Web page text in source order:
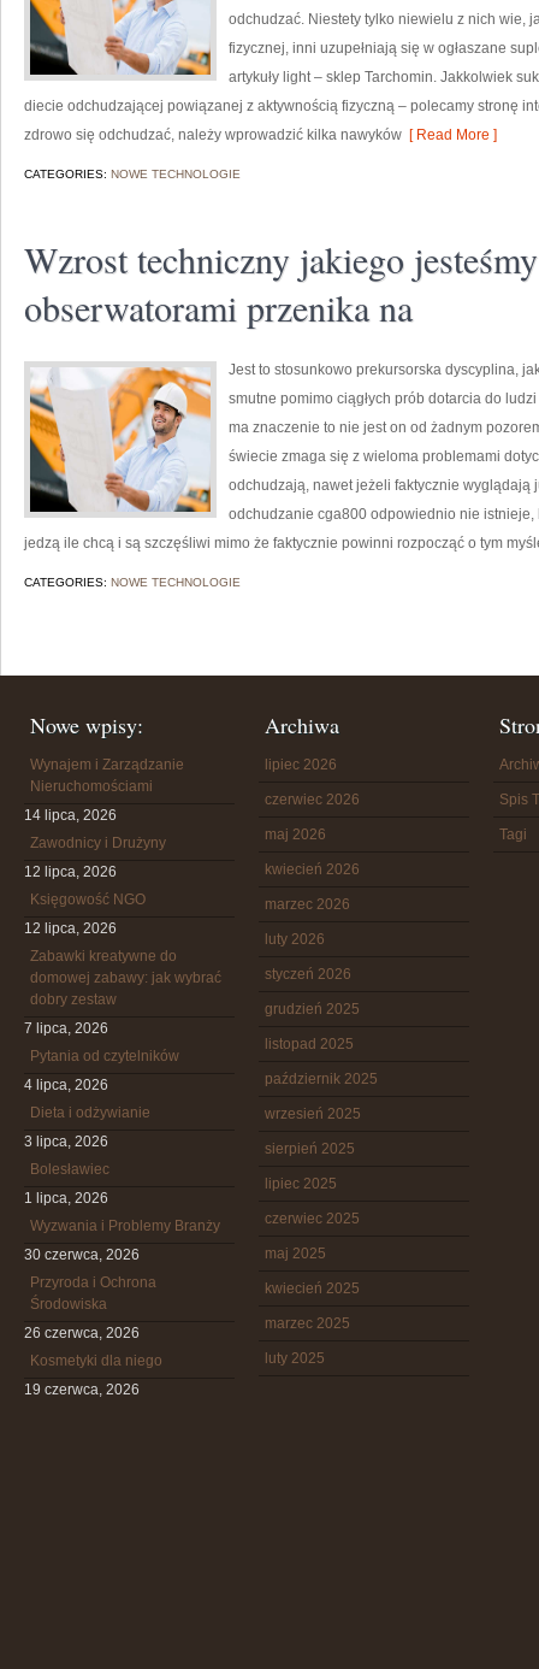
odchudzać. Niestety tylko niewielu z nich wie,
fizycznej, inni uzupełniają się w ogłaszane
artykuły light – sklep Tarchomin. Jakkolwiek
diecie odchudzającej powiązanej z aktywnością fizyczną – polecamy stronę
zdrowo się odchudzać, należy wprowadzić kilka nawyków [ Read More ]
CATEGORIES: NOWE TECHNOLOGIE
Wzrost techniczny jakiego
obserwatorami przenika na
Jest to stosunkowo prekursorska dyscyplina,
smutne pomimo ciągłych prób dotarcia do
ma znaczenie to nie jest on od żadnym
świecie zmaga się z wieloma problemami
odchudzają, nawet jeżeli faktycznie wyglądają
odchudzanie cga800 odpowiednio nie
jedzą ile chcą i są szczęśliwi mimo że faktycznie powinni rozpocząć o tym
CATEGORIES: NOWE TECHNOLOGIE
Nowe wpisy:
Wynajem i Zarządzanie
Nieruchomościami
14 lipca, 2026
Zawodnicy i Drużyny
12 lipca, 2026
Księgowość NGO
12 lipca, 2026
Zabawki kreatywne do
domowej zabawy: jak wybrać
dobry zestaw
7 lipca, 2026
Pytania od czytelników
4 lipca, 2026
Dieta i odżywianie
3 lipca, 2026
Bolesławiec
1 lipca, 2026
Wyzwania i Problemy Branży
30 czerwca, 2026
Przyroda i Ochrona
Środowiska
26 czerwca, 2026
Kosmetyki dla niego
19 czerwca, 2026
Archiwa
lipiec 2026
czerwiec 2026
maj 2026
kwiecień 2026
marzec 2026
luty 2026
styczeń 2026
grudzień 2025
listopad 2025
październik 2025
wrzesień 2025
sierpień 2025
lipiec 2025
czerwiec 2025
maj 2025
kwiecień 2025
marzec 2025
luty 2025
Spis
Tagi